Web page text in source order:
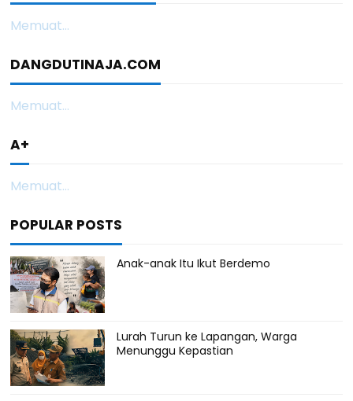
Memuat...
DANGDUTINAJA.COM
Memuat...
A+
Memuat...
POPULAR POSTS
Anak-anak Itu Ikut Berdemo
Lurah Turun ke Lapangan, Warga
Menunggu Kepastian